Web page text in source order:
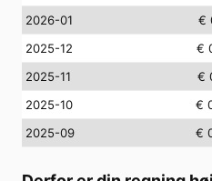
2026-01
€
2025-12
€
2025-11
€
2025-10
€
2025-09
€